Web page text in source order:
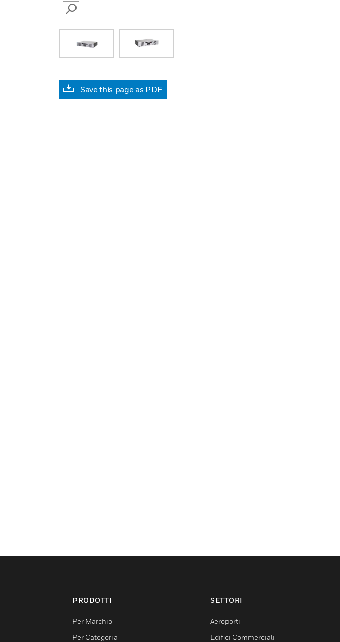
SEARCH
Save this page as PDF
PRODOTTI
Per Marchio
Per Categoria
SETTORI
Aeroporti
Edifici Commerciali